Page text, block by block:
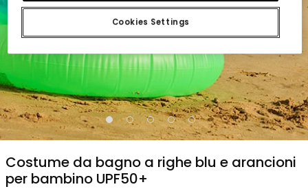
1 2 3 4 5
Costume da bagno a righe blu e arancioni
per bambino UPF50+
Cookies Settings